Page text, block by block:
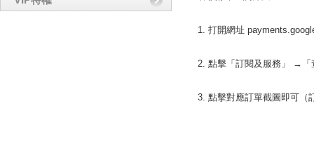
1. 打開網址
2. 點擊「訂閱及服務」 →「
3. 點擊對應訂單截圖即可（